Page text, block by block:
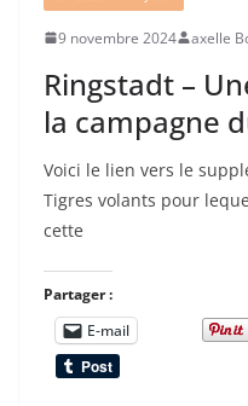
9 novembre 2024 axelle
Ringstadt –
la campagne
Voici le lien vers le
Tigres volants pour
cette
Partager :
E-mail